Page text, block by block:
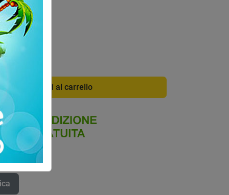
info
Aggiungi al carrello